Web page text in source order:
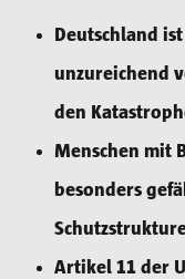
Deutschland
unzureichend
den
Menschen mit
besonders
Artikel 11 der